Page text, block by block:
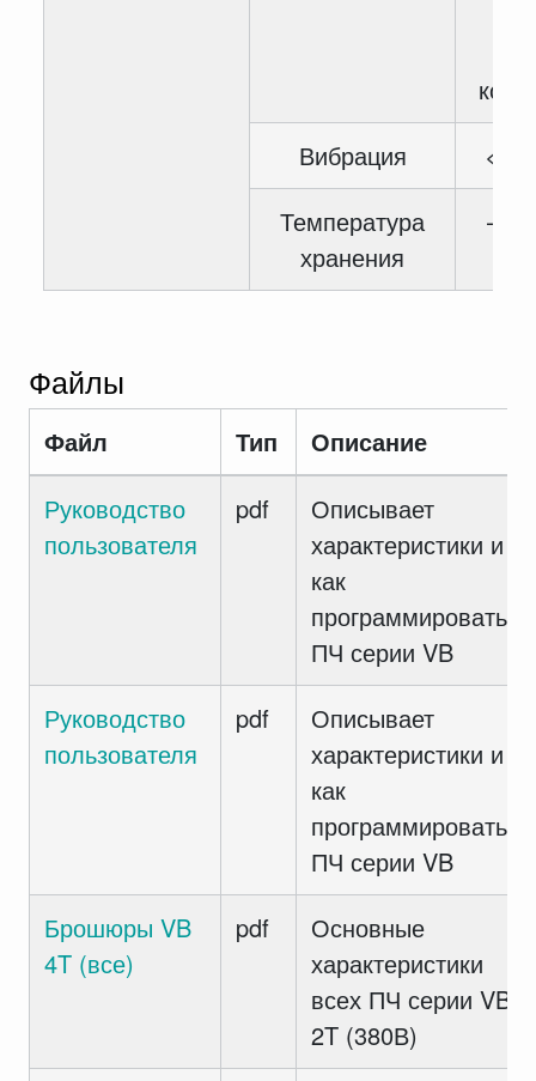
Вибрация
<
Температура
хранения
—
Файлы
Файл Тип
Описание
Руководство
пользователя
pdf
Описывает
характеристики и
как
программировать
ПЧ серии VB
Руководство
пользователя
pdf
Описывает
характеристики и
как
программировать
ПЧ серии VB
Брошюры VB
4T (все)
pdf
Основные
характеристики
всех ПЧ серии VB
2T (380В)